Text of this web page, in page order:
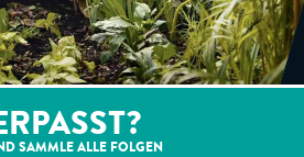
SAMMLE ALLE FOLGEN